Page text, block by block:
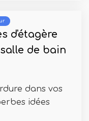
d'étagère
de bain
dans vos
idées